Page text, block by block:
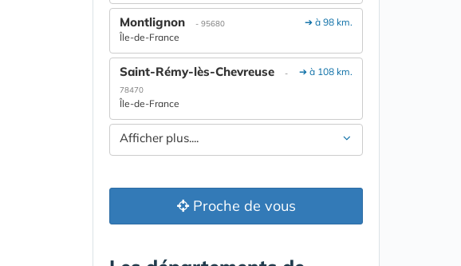
➔ à 98 km.
Montlignon - 95680
Île-de-France
➔ à 108 km.
Saint-Rémy-lès-Chevreuse
-
78470
Île-de-France
Afficher plus....
Proche de vous